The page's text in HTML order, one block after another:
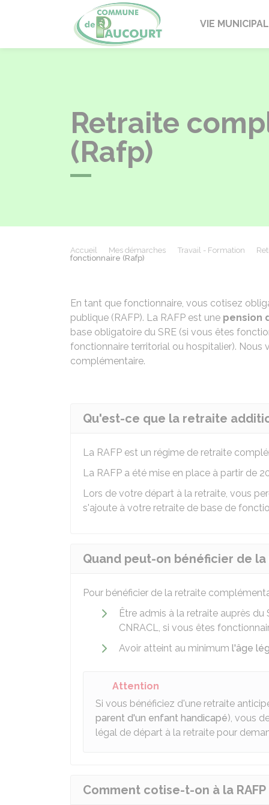
Paucourt
VIE
Retraite
(Rafp)
Accueil Mes démarches Travail - Formation
fonctionnaire (Rafp)
En tant que fonctionnaire, vous cotisez
publique (RAFP). La RAFP est une pension
base obligatoire du SRE (si vous êtes
fonctionnaire territorial ou hospitalier). Nous
complémentaire.
Qu'est-ce que la retraite
La RAFP est un régime de retraite
La RAFP a été mise en place à partir de
Lors de votre départ à la retraite, vous
s'ajoute à votre retraite de base de
Quand peut-on bénéficier de la
Pour bénéficier de la retraite
Être admis à la retraite auprès du
CNRACL, si vous êtes
Avoir atteint au minimum l'âge
Attention
Si vous bénéficiez d'une retraite
parent d'un enfant handicapé), vous
légal de départ à la retraite pour
Comment cotise-t-on à la RAFP